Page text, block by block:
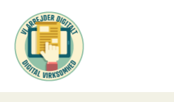
indholdet